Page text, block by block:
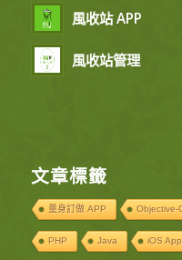
風收站 APP
風收站管理
文章標籤
量身訂做 APP Objective-
PHP Java iOS App